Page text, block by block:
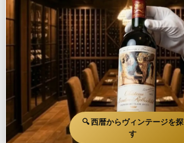
🔍 西暦からヴィンテージを探
す